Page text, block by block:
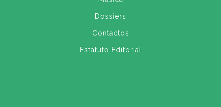
Dossiers
Contactos
Estatuto Editorial